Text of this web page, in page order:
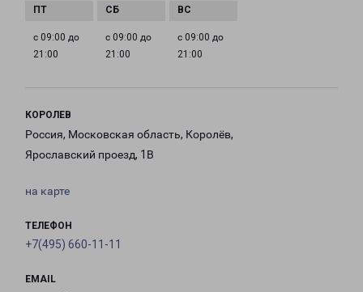
с 09:00 до
21:00
с 09:00 до
21:00
с 09:00 до
21:00
КОРОЛЕВ
Россия, Московская область, Королёв,
Ярославский проезд, 1В
на карте
ТЕЛЕФОН
+7(495) 660-11-11
EMAIL